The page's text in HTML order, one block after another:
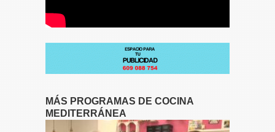
MÁS PROGRAMAS DE COCINA
MEDITERRÁNEA